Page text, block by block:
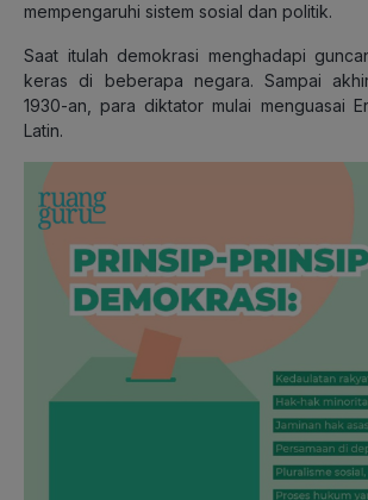
mempengaruhi sistem sosial dan politik.
Saat itulah demokrasi menghadapi
keras di beberapa negara. Sampai
1930-an, para diktator mulai menguasai
Latin.